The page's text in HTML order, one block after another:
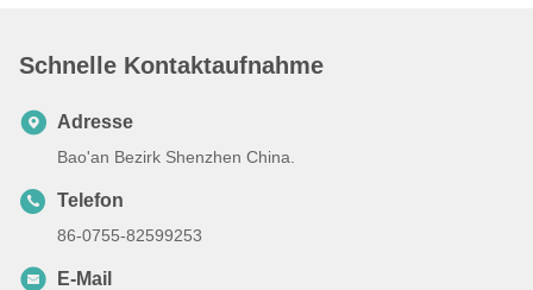
Schnelle Kontaktaufnahme
Adresse
Bao'an Bezirk Shenzhen China.
Telefon
86-0755-82599253
E-Mail